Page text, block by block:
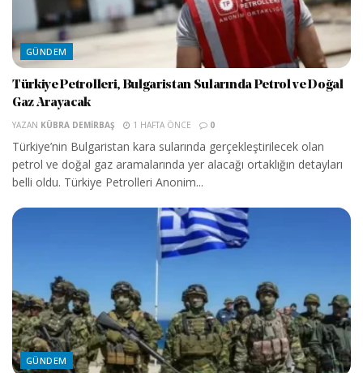
GÜNDEM
Türkiye Petrolleri, Bulgaristan Sularında Petrol ve Doğal
Gaz Arayacak
YAZAN KÜBRA DEMIRBAŞ 1 HAFTA ÖNCE 0
Türkiye’nin Bulgaristan kara sularında gerçekleştirilecek olan
petrol ve doğal gaz aramalarında yer alacağı ortaklığın detayları
belli oldu. Türkiye Petrolleri Anonim...
GÜNDEM